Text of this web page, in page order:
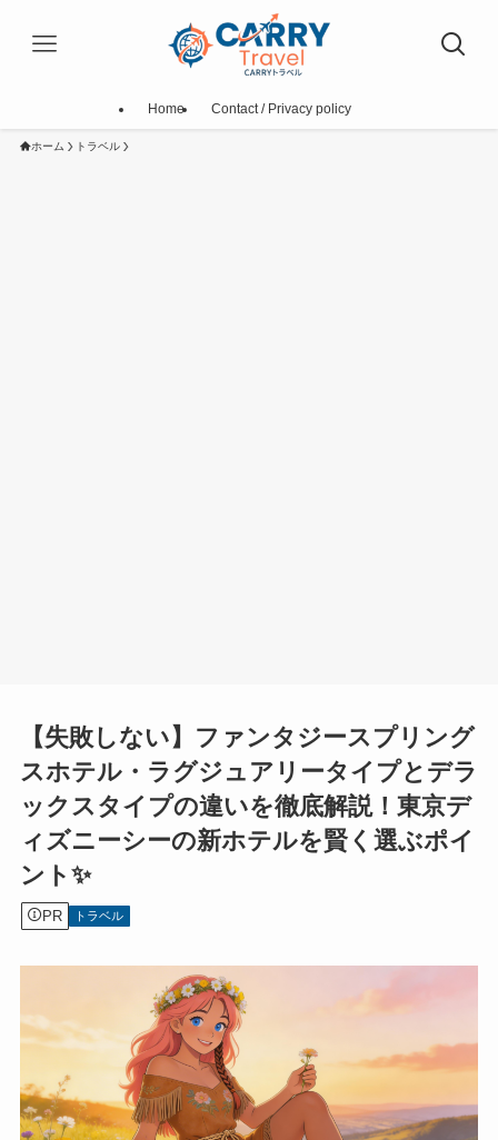
Home Contact / Privacy policy
ホーム トラベル
【失敗しない】ファンタジースプリング
スホテル・ラグジュアリータイプとデラ
ックスタイプの違いを徹底解説！東京デ
ィズニーシーの新ホテルを賢く選ぶポイ
ント✨
PR トラベル